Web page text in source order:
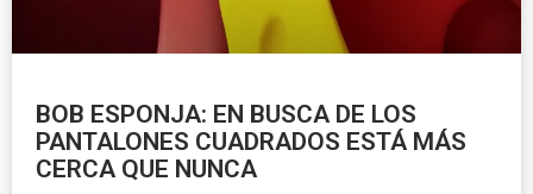
BOB ESPONJA: EN BUSCA DE LOS
PANTALONES CUADRADOS ESTÁ MÁS
CERCA QUE NUNCA